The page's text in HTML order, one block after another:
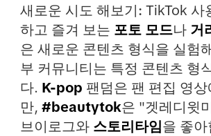
새로운 시도 해보기: TikTok 사
하고 즐겨 보는 포토 모드나 거
은 새로운 콘텐츠 형식을 실험
부 커뮤니티는 특정 콘텐츠 형
다. K-pop 팬덤은 팬 편집 영상
만, #beautytok은 "겟레디윗
브이로그와 스토리타임을 좋아